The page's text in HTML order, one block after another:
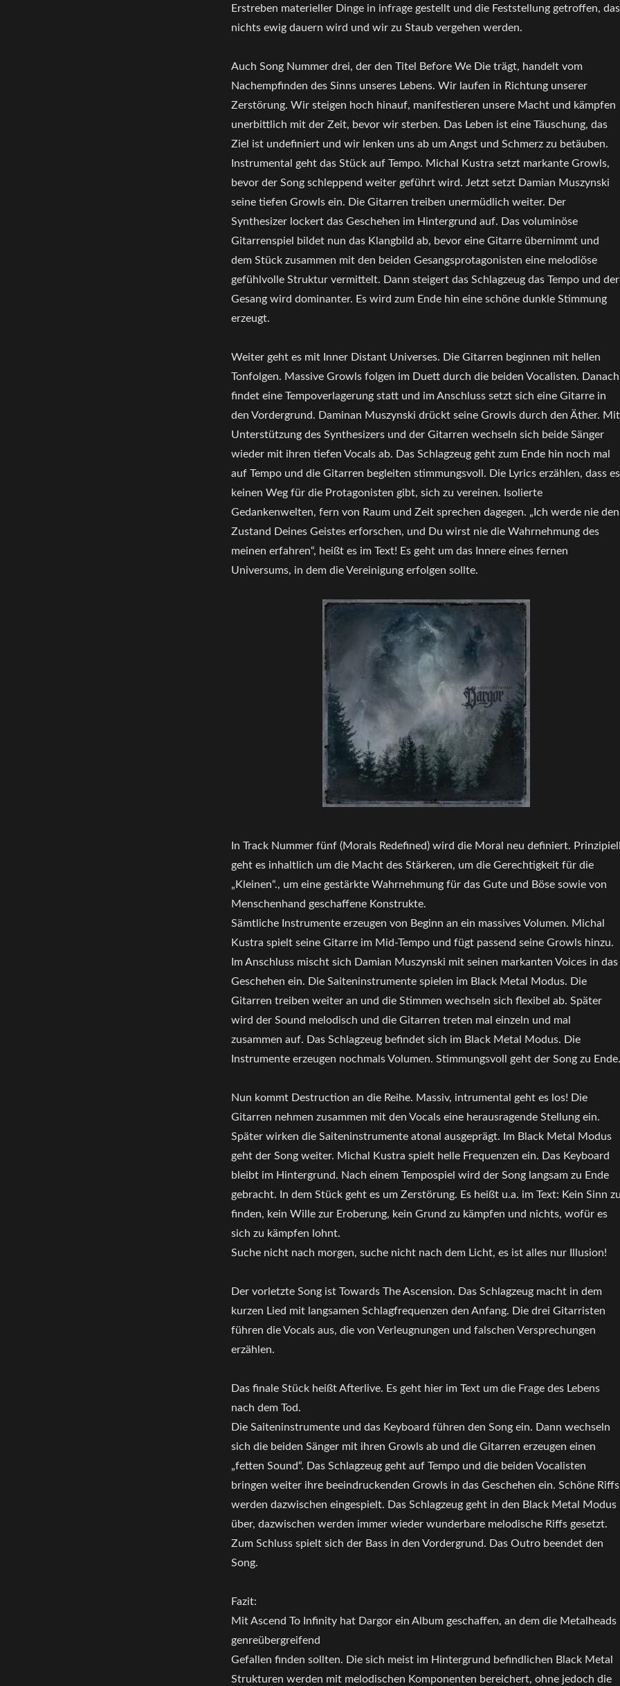
Erstreben materieller Dinge in infrage gestellt und die Feststellung getroffen, das
nichts ewig dauern wird und wir zu Staub vergehen werden.
Auch Song Nummer drei, der den Titel Before We Die trägt, handelt vom
Nachempfinden des Sinns unseres Lebens. Wir laufen in Richtung unserer
Zerstörung. Wir steigen hoch hinauf, manifestieren unsere Macht und kämpfen
unerbittlich mit der Zeit, bevor wir sterben. Das Leben ist eine Täuschung, das
Ziel ist undefiniert und wir lenken uns ab um Angst und Schmerz zu betäuben.
Instrumental geht das Stück auf Tempo. Michal Kustra setzt markante Growls,
bevor der Song schleppend weiter geführt wird. Jetzt setzt Damian Muszynski
seine tiefen Growls ein. Die Gitarren treiben unermüdlich weiter. Der
Synthesizer lockert das Geschehen im Hintergrund auf. Das voluminöse
Gitarrenspiel bildet nun das Klangbild ab, bevor eine Gitarre übernimmt und
dem Stück zusammen mit den beiden Gesangsprotagonisten eine melodiöse
gefühlvolle Struktur vermittelt. Dann steigert das Schlagzeug das Tempo und der
Gesang wird dominanter. Es wird zum Ende hin eine schöne dunkle Stimmung
erzeugt.
Weiter geht es mit Inner Distant Universes. Die Gitarren beginnen mit hellen
Tonfolgen. Massive Growls folgen im Duett durch die beiden Vocalisten. Danach
findet eine Tempoverlagerung statt und im Anschluss setzt sich eine Gitarre in
den Vordergrund. Daminan Muszynski drückt seine Growls durch den Äther. Mit
Unterstützung des Synthesizers und der Gitarren wechseln sich beide Sänger
wieder mit ihren tiefen Vocals ab. Das Schlagzeug geht zum Ende hin noch mal
auf Tempo und die Gitarren begleiten stimmungsvoll. Die Lyrics erzählen, dass es
keinen Weg für die Protagonisten gibt, sich zu vereinen. Isolierte
Gedankenwelten, fern von Raum und Zeit sprechen dagegen. „Ich werde nie den
Zustand Deines Geistes erforschen, und Du wirst nie die Wahrnehmung des
meinen erfahren“, heißt es im Text! Es geht um das Innere eines fernen
Universums, in dem die Vereinigung erfolgen sollte.
In Track Nummer fünf (Morals Redefined) wird die Moral neu definiert.
geht es inhaltlich um die Macht des Stärkeren, um die Gerechtigkeit für die
„Kleinen“., um eine gestärkte Wahrnehmung für das Gute und Böse sowie von
Menschenhand geschaffene Konstrukte.
Sämtliche Instrumente erzeugen von Beginn an ein massives Volumen. Michal
Kustra spielt seine Gitarre im Mid-Tempo und fügt passend seine Growls hinzu.
Im Anschluss mischt sich Damian Muszynski mit seinen markanten Voices in das
Geschehen ein. Die Saiteninstrumente spielen im Black Metal Modus. Die
Gitarren treiben weiter an und die Stimmen wechseln sich flexibel ab. Später
wird der Sound melodisch und die Gitarren treten mal einzeln und mal
zusammen auf. Das Schlagzeug befindet sich im Black Metal Modus. Die
Instrumente erzeugen nochmals Volumen. Stimmungsvoll geht der Song zu Ende.
Nun kommt Destruction an die Reihe. Massiv, intrumental geht es los! Die
Gitarren nehmen zusammen mit den Vocals eine herausragende Stellung ein.
Später wirken die Saiteninstrumente atonal ausgeprägt. Im Black Metal Modus
geht der Song weiter. Michal Kustra spielt helle Frequenzen ein. Das Keyboard
bleibt im Hintergrund. Nach einem Tempospiel wird der Song langsam zu Ende
gebracht. In dem Stück geht es um Zerstörung. Es heißt u.a. im Text: Kein Sinn
finden, kein Wille zur Eroberung, kein Grund zu kämpfen und nichts, wofür es
sich zu kämpfen lohnt.
Suche nicht nach morgen, suche nicht nach dem Licht, es ist alles nur Illusion!
Der vorletzte Song ist Towards The Ascension. Das Schlagzeug macht in dem
kurzen Lied mit langsamen Schlagfrequenzen den Anfang. Die drei Gitarristen
führen die Vocals aus, die von Verleugnungen und falschen Versprechungen
erzählen.
Das finale Stück heißt Afterlive. Es geht hier im Text um die Frage des Lebens
nach dem Tod.
Die Saiteninstrumente und das Keyboard führen den Song ein. Dann wechseln
sich die beiden Sänger mit ihren Growls ab und die Gitarren erzeugen einen
„fetten Sound“. Das Schlagzeug geht auf Tempo und die beiden Vocalisten
bringen weiter ihre beeindruckenden Growls in das Geschehen ein. Schöne Riffs
werden dazwischen eingespielt. Das Schlagzeug geht in den Black Metal Modus
über, dazwischen werden immer wieder wunderbare melodische Riffs gesetzt.
Zum Schluss spielt sich der Bass in den Vordergrund. Das Outro beendet den
Song.
Fazit:
Mit Ascend To Infinity hat Dargor ein Album geschaffen, an dem die Metalheads
genreübergreifend
Gefallen finden sollten. Die sich meist im Hintergrund befindlichen Black Metal
Strukturen werden mit melodischen Komponenten bereichert, ohne jedoch die